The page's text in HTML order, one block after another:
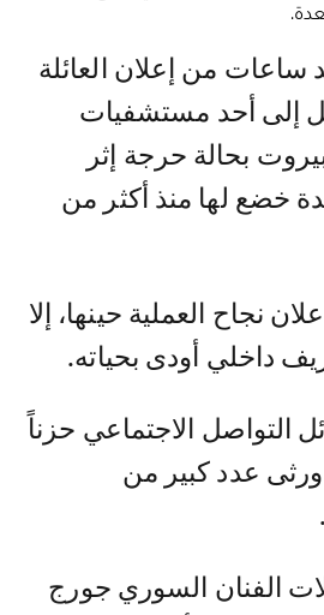
إلى أحد مستشفيات
بيروت بحالة حرجة إثر
خضع لها منذ أكثر من
نجاح العملية حينها، إلا
داخلي أودى بحياته.
التواصل الاجتماعي حزناً
ورثى عدد كبير من
الفنان السوري جورج